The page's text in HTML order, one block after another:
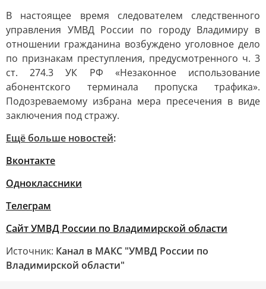
В настоящее время следователем следственного
управления УМВД России по городу Владимиру в
отношении гражданина возбуждено уголовное дело
по признакам преступления, предусмотренного ч. 3
ст. 274.3 УК РФ «Незаконное использование
абонентского терминала пропуска трафика».
Подозреваемому избрана мера пресечения в виде
заключения под стражу.
Ещё больше новостей:
Вконтакте
Одноклассники
Телеграм
Сайт УМВД России по Владимирской области
Источник: Канал в МАКС "УМВД России по
Владимирской области"